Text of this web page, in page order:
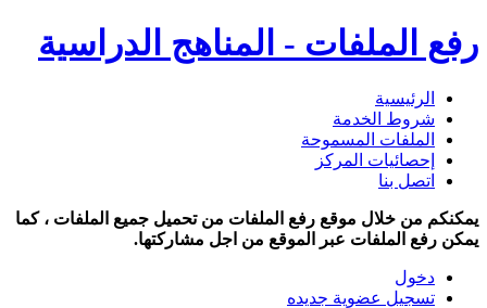
رفع الملفات - المناهج الدراسية
الرئيسية
شروط الخدمة
الملفات المسموحة
إحصائيات المركز
اتصل بنا
يمكنكم من خلال موقع رفع الملفات من تحميل جميع الملفات ، كما
يمكن رفع الملفات عبر الموقع من اجل مشاركتها.
دخول
تسجيل عضوية جديده